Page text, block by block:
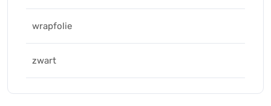
wrapfolie
zwart